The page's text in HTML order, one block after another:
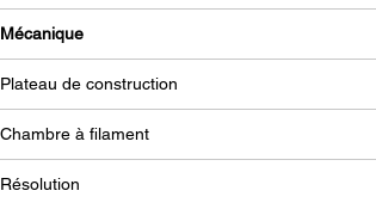
Mécanique
Plateau de construction
Chambre à filament
Résolution